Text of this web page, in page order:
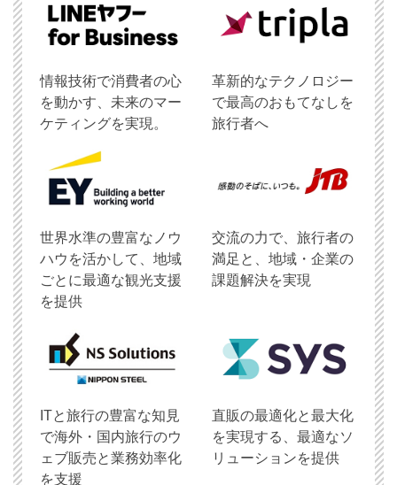
情報技術で消費者の心
を動かす、未来のマー
ケティングを実現。
革新的なテクノロジー
で最高のおもてなしを
旅行者へ
世界水準の豊富なノウ
ハウを活かして、地域
ごとに最適な観光支援
を提供
交流の力で、旅行者の
満足と、地域・企業の
課題解決を実現
ITと旅行の豊富な知見
で海外・国内旅行のウ
ェブ販売と業務効率化
を支援
直販の最適化と最大化
を実現する、最適なソ
リューションを提供